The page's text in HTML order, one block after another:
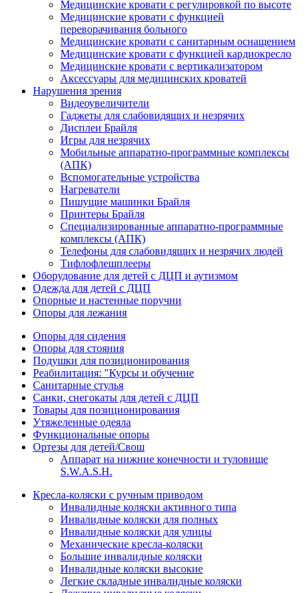
Медицинские кровати с регулировкой по высоте
Медицинские кровати с функцией
переворачивания больного
Медицинские кровати с санитарным оснащением
Медицинские кровати с функцией кардиокресло
Медицинские кровати с вертикализатором
Аксессуары для медицинских кроватей
Нарушения зрения
Видеоувеличители
Гаджеты для слабовидящих и незрячих
Дисплеи Брайля
Игры для незрячих
Мобильные аппаратно-программные комплексы
(АПК)
Вспомогательные устройства
Нагреватели
Пишущие машинки Брайля
Принтеры Брайля
Специализированные аппаратно-программные
комплексы (АПК)
Телефоны для слабовидящих и незрячих людей
Тифлофлешплееры
Оборудование для детей с ДЦП и аутизмом
Одежда для детей с ДЦП
Опорные и настенные поручни
Опоры для лежания
Опоры для сидения
Опоры для стояния
Подушки для позиционирования
Реабилитация: "Курсы и обучение
Санитарные стулья
Санки, снегокаты для детей с ДЦП
Товары для позиционирования
Утяжеленные одеяла
Функциональные опоры
Ортезы для детей/Свош
Аппарат на нижние конечности и туловище
S.W.A.S.H.
Кресла-коляски с ручным приводом
Инвалидные коляски активного типа
Инвалидные коляски для полных
Инвалидные коляски для улицы
Механические кресла-коляски
Большие инвалидные коляски
Инвалидные коляски высокие
Легкие складные инвалидные коляски